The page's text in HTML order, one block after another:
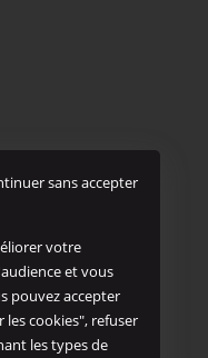
sans accepter
votre
et vous
pouvez accepter
les cookies", refuser
les types de